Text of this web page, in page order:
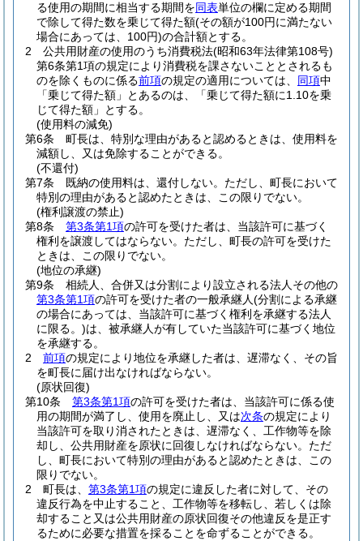
る使用の期間に相当する期間を同表単位の欄に定める期間
で除して得た数を乗じて得た額(その額が100円に満たない
場合にあっては、100円)の合計額とする。
2
公共用財産の使用のうち消費税法(昭和63年法律第108号)
第6条第1項の規定により消費税を課さないこととされるも
のを除くものに係る前項の規定の適用については、 同項中
「乗じて得た額」とあるのは、「乗じて得た額に1.10を乗
じて得た額」とする。
(使用料の減免)
第6条
町長は、特別な理由があると認めるときは、使用料を
減額し、又は免除することができる。
(不還付)
第7条
既納の使用料は、還付しない。 ただし、町長において
特別の理由があると認めたときは、この限りでない。
(権利譲渡の禁止)
第8条
第3条第1項の許可を受けた者は、当該許可に基づく
権利を譲渡してはならない。 ただし、町長の許可を受けた
ときは、この限りでない。
(地位の承継)
第9条
相続人、合併又は分割により設立される法人その他の
第3条第1項の許可を受けた者の一般承継人(分割による承継
の場合にあっては、当該許可に基づく権利を承継する法人
に限る。)は、被承継人が有していた当該許可に基づく地位
を承継する。
2
前項の規定により地位を承継した者は、遅滞なく、その旨
を町長に届け出なければならない。
(原状回復)
第10条
第3条第1項の許可を受けた者は、当該許可に係る使
用の期間が満了し、使用を廃止し、又は次条の規定により
当該許可を取り消されたときは、遅滞なく、工作物等を除
却し、公共用財産を原状に回復しなければならない。 ただ
し、町長において特別の理由があると認めたときは、この
限りでない。
2
町長は、 第3条第1項の規定に違反した者に対して、その
違反行為を中止すること、工作物等を移転し、若しくは除
却すること又は公共用財産の原状回復その他違反を是正す
るために必要な措置を採ることを命ずることができる。